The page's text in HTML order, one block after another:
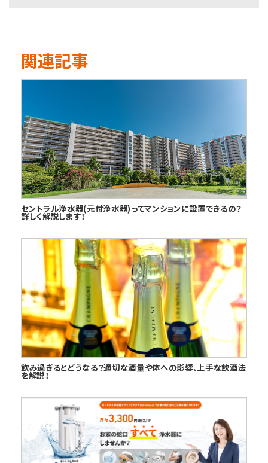
関連記事
セントラル浄水器(元付浄水器)ってマンションに設置できるの？
詳しく解説します！
飲み過ぎるとどうなる？適切な酒量や体への影響、上手な飲酒法
を解説！